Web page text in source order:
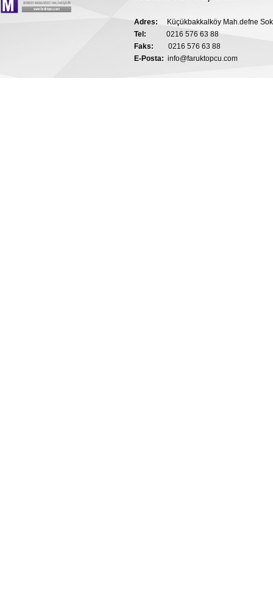
Adres:
Küçükbakkalköy Mah.defne
Tel: 0216 576 63 88
Faks: 0216 576 63 88
E-Posta: info@faruktopcu.com